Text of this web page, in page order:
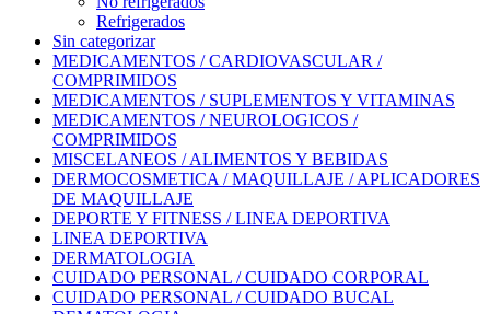
Refrigerados
Sin categorizar
MEDICAMENTOS / CARDIOVASCULAR /
COMPRIMIDOS
MEDICAMENTOS / SUPLEMENTOS Y VITAMINAS
MEDICAMENTOS / NEUROLOGICOS /
COMPRIMIDOS
MISCELANEOS / ALIMENTOS Y BEBIDAS
DERMOCOSMETICA / MAQUILLAJE / APLICADORES
DE MAQUILLAJE
DEPORTE Y FITNESS / LINEA DEPORTIVA
LINEA DEPORTIVA
DERMATOLOGIA
CUIDADO PERSONAL / CUIDADO CORPORAL
CUIDADO PERSONAL / CUIDADO BUCAL